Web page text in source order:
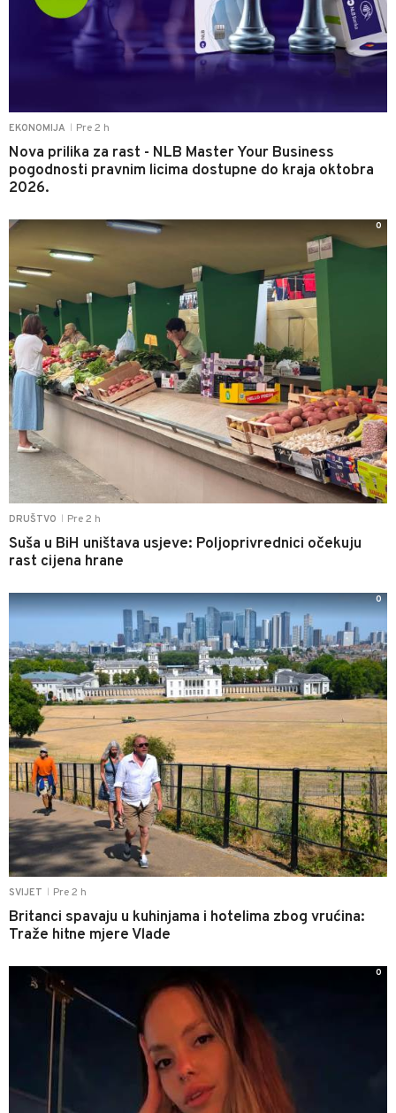
EKONOMIJA Pre 2 h
Nova prilika za rast - NLB Master Your Business
pogodnosti pravnim licima dostupne do kraja oktobra
2026.
DRUŠTVO Pre 2 h
Suša u BiH uništava usjeve: Poljoprivrednici očekuju
rast cijena hrane
0
SVIJET Pre 2 h
Britanci spavaju u kuhinjama i hotelima zbog vrućina:
Traže hitne mjere Vlade
0
0